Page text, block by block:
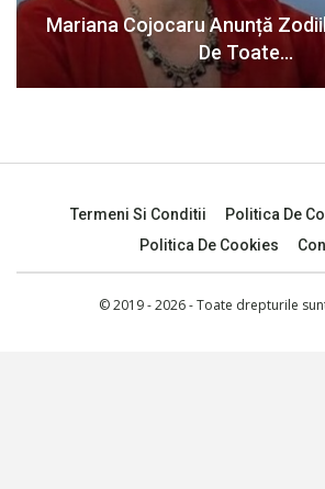
Mariana Cojocaru Anunță
De Toate…
Termeni Si Conditii
Politica De
Politica De Cookies
© 2019 - 2026 - Toate drepturile